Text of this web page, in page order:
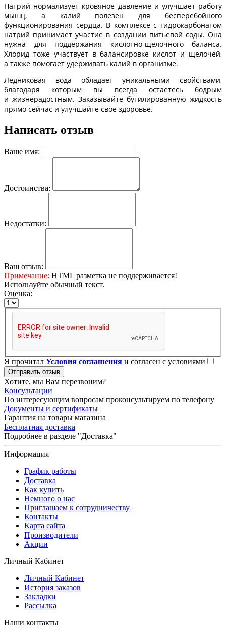
Натрий нормализует кровяное давление и улучшает работу
мышц, а калий полезен для бесперебойного
функционирования сердца. В комплексе с гидрокарбонатом
натрий принимает участие в создании питьевой соды. Она
нужна для поддержания кислотно-щелочного баланса.
Хлорид тоже участвует в балансировке кислот и щелочей,
а также помогает удерживать калий в организме.
Ледниковая вода обладает уникальными свойствами,
благодаря которым вы всегда остаетесь бодрым
и жизнерадостным. Заказывайте бутилированную жидкость
прямо сейчас и улучшайте свое здоровье.
Написать отзыв
Ваше имя:
Достоинства:
Недостатки:
Ваш отзыв:
Примечание: HTML разметка не поддерживается!
Используйте обычный текст.
Оценка:
Я прочитал Условия соглашения и согласен с условиями
Отправить отзыв
Хотите, мы Вам перезвоним?
Консультации
По интересующим вопросам проконсультируем по телефону
Документы и сертификаты
Гарантия на товары магазина
Бесплатная доставка
Подробнее в разделе "Доставка"
Информация
График работы
Доставка
Как купить
Немного о нас
Приглашаем к сотрудничеству
Контакты
Карта сайта
Производители
Акции
Личный Кабинет
Личный Кабинет
История заказов
Закладки
Рассылка
Наши контакты